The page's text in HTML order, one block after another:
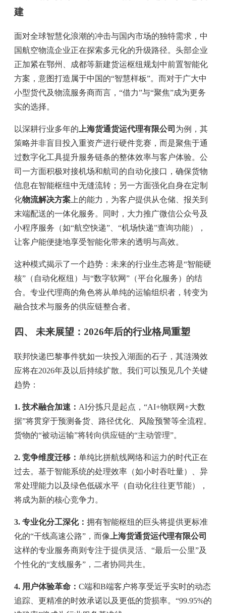
建
面对全球智慧化浪潮的冲击与国内市场的独特需求，中
国航空物流企业正在探索多元化的升级路径。头部企业
正加紧在鄂州、成都等新建货运枢纽规划中前置智能化
方案，意图打造属于中国的“智慧样板”。而对于广大中
小型货代及物流服务商而言，“借力”与“聚焦”成为更务
实的选择。
以深耕行业多年的 上海货通货运代理有限公司 为例，其
策略并非盲目投入重资产进行硬件竞赛，而是聚焦于通
过数字化工具提升服务链条的整体效率与客户体验。公
司一方面积极对接机场和航司的自动化接口，确保货物
信息在智能枢纽中无缝流转；另一方面强化自身在定制
化物流解决方案 上的能力，为客户提供从仓储、报关到
末端配送的一体化服务。同时，大力推广微信公众号及
小程序服务（如“航空快递”、“机场快递”查询功能），
让客户能便捷地享受智能化带来的透明与高效。
这种模式揭示了一个趋势：未来的行业生态将是“智能硬
核”（自动化枢纽）与“数字软网”（平台化服务）的结
合。专业代理商的角色将从单纯的运输组织者，转变为
融合技术与服务的供应链整合者。
四、 未来展望：2026年后的行业格局重塑
联邦快递巴黎事件犹如一块投入湖面的石子，其涟漪效
应将在2026年及以后持续扩散。我们可以预见几个关键
趋势：
1. 技术融合加速： AI分拣只是起点，“AI+物联网+大数
据”将贯穿于预测备货、路径优化、风险预警等全流程。
货物的“被动运输”将转向供应链的“主动管理”。
2. 竞争维度迁移： 单纯比拼航线网络和运力的时代正在
过去。基于智能系统的处理效率（如小时吞吐量）、异
常处理能力以及绿色低碳水平（自动化往往更节能），
将成为新的核心竞争力。
3. 专业化分工深化： 拥有智能枢纽的巨头将提供更标准
化的“干线高速公路”，而像 上海货通货运代理有限公司
这样的专业服务商则专注于提供灵活、“最后一公里”及
个性化的“支线服务”，二者协同共生。
4. 用户体验革命： C端和B端客户将享受近乎实时的动态
追踪、更精准的时效承诺以及更低的货损率。“99.95%的